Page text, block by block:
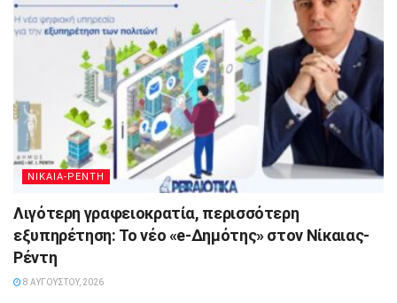
ΝΙΚΑΙΑ-ΡΕΝΤΗ
Λιγότερη γραφειοκρατία, περισσότερη
εξυπηρέτηση: Το νέο «e-Δημότης» στον Νίκαιας-
Ρέντη
8 ΑΥΓΟΎΣΤΟΥ, 2026